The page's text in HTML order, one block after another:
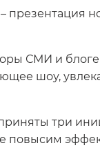
СМИ и
шоу,
три
повысим